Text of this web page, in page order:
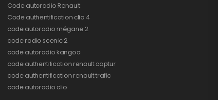
Code autoradio Renault
Code authentification clio 4
code autoradio mégane 2
code radio scenic 2
code autoradio kangoo
code authentification renault captur
code authentification renault trafic
code autoradio clio